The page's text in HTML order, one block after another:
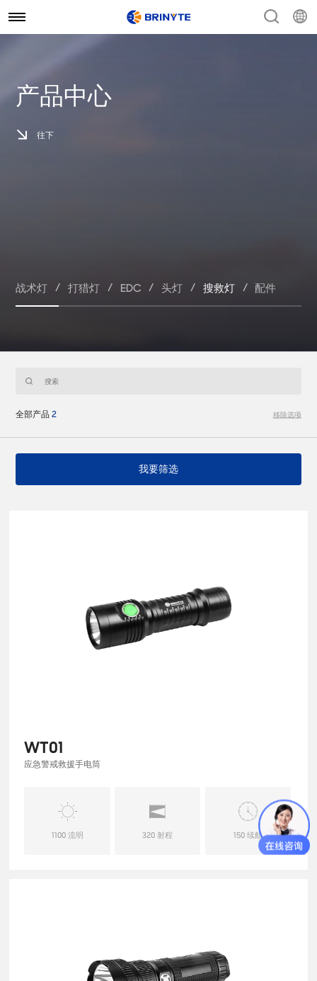
产品中心
往下
战术灯 / 打猎灯 / EDC / 头灯 / 搜救灯 / 配件
全部产品2 移除选项
我要筛选
WT01
应急警戒救援手电筒
1100 流明 320 射程 150 续航